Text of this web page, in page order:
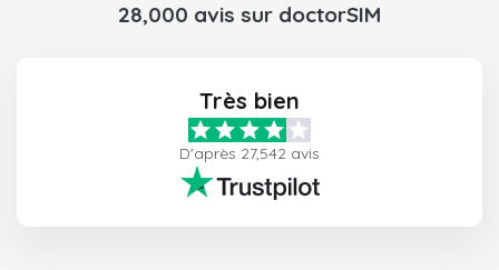
28,000 avis sur doctorSIM
Très bien
D'après 27,542 avis